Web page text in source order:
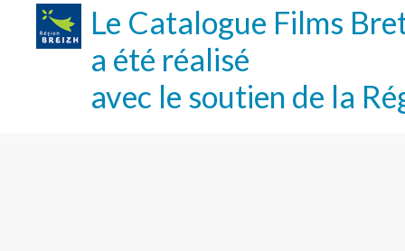
Le Catalogue Films
a été réalisé
avec le soutien de la